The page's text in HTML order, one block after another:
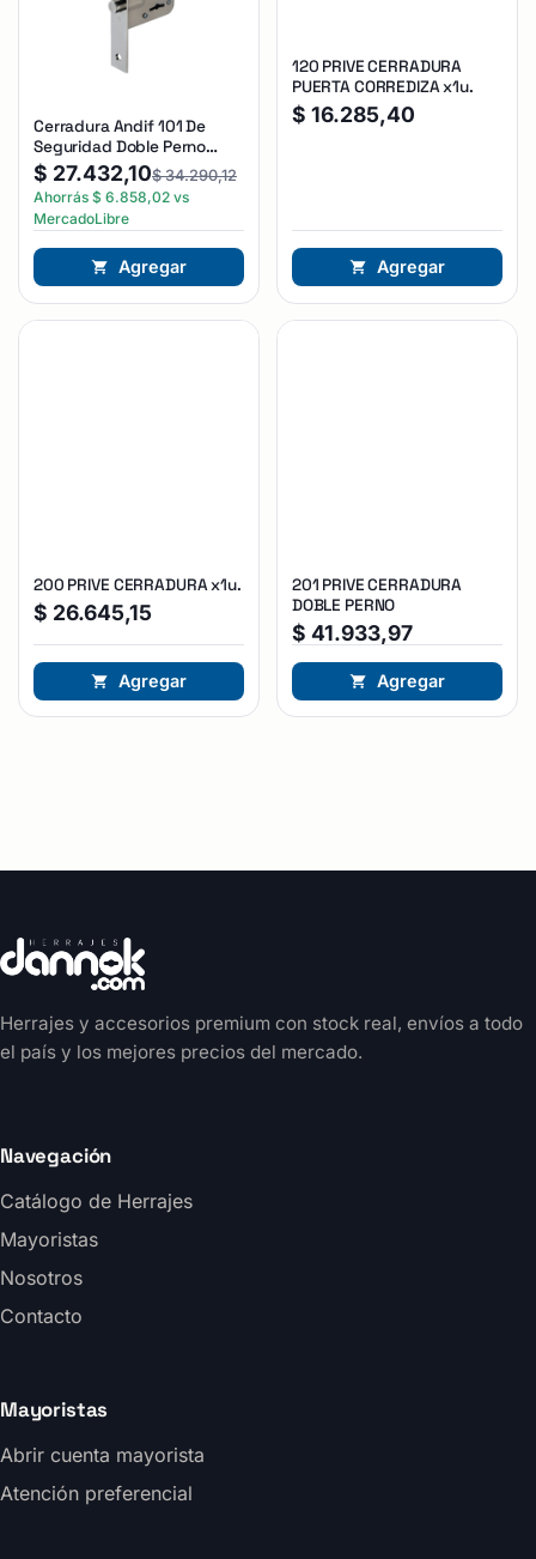
Cerradura Andif 101 De
Seguridad Doble Perno
Reforzada Plateado
$ 27.432,10$34.290,12
Ahorrás $ 6.858,02 vs
MercadoLibre
Agregar
120 PRIVE CERRADURA
PUERTA CORREDIZA x1u.
$ 16.285,40
Agregar
200 PRIVE CERRADURA x1u.
$ 26.645,15
Agregar
201 PRIVE CERRADURA
DOBLE PERNO
$ 41.933,97
Agregar
Herrajes y accesorios premium con stock real, envíos a todo
el país y los mejores precios del mercado.
Navegación
Catálogo de Herrajes
Mayoristas
Nosotros
Contacto
Mayoristas
Abrir cuenta mayorista
Atención preferencial